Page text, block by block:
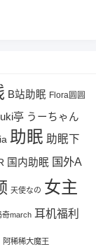
B站助眠 Flora圆圆
亭 うーちゃん
助眠 助眠下
国内助眠 国外A
天使なの 女主
奇march 耳机福利
阿稀稀大魔王